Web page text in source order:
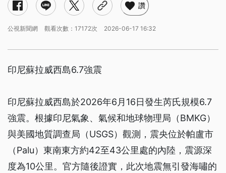
讚
公視新聞網 觀看次數：17172次 2026-06-17 16:32
印尼蘇拉威西島6.7強震
印尼蘇拉威西島於2026年6月16日發生芮氏規模6.7
強震。根據印尼氣象、氣候和地球物理局（BMKG）
與美國地質調查局（USGS）觀測，震央位於帕盧市
（Palu）東南東方約42至43公里處的內陸，震源深
度為10公里。官方隨後證實，此次地震無引發海嘯的